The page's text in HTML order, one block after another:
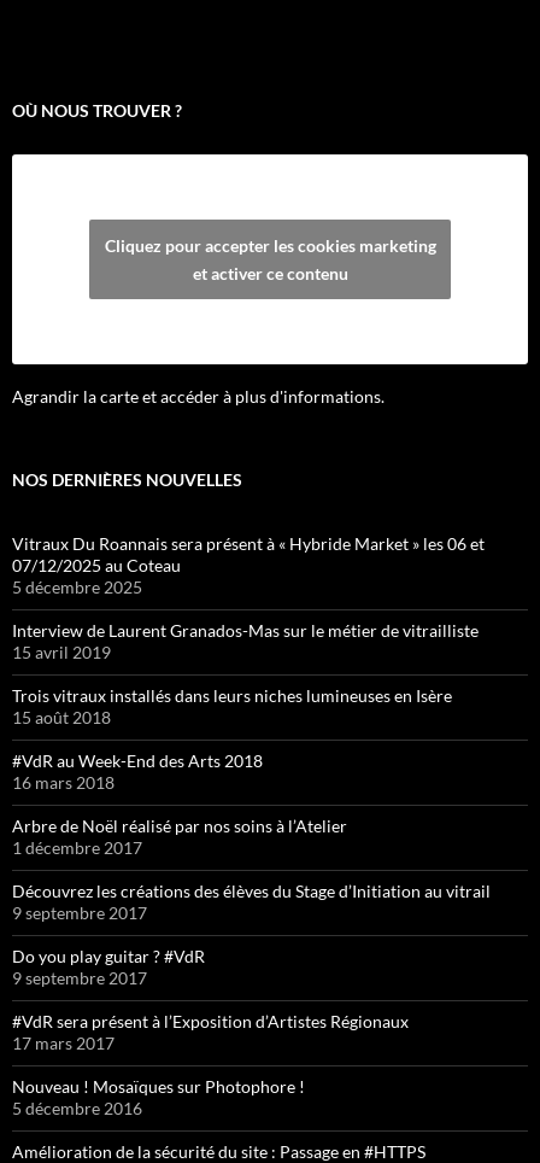
OÙ NOUS TROUVER ?
Cliquez pour accepter les cookies marketing
et activer ce contenu
Agrandir la carte et accéder à plus d'informations.
NOS DERNIÈRES NOUVELLES
Vitraux Du Roannais sera présent à « Hybride Market » les 06 et
07/12/2025 au Coteau
5 décembre 2025
Interview de Laurent Granados-Mas sur le métier de vitrailliste
15 avril 2019
Trois vitraux installés dans leurs niches lumineuses en Isère
15 août 2018
#VdR au Week-End des Arts 2018
16 mars 2018
Arbre de Noël réalisé par nos soins à l’Atelier
1 décembre 2017
Découvrez les créations des élèves du Stage d’Initiation au vitrail
9 septembre 2017
Do you play guitar ? #VdR
9 septembre 2017
#VdR sera présent à l’Exposition d’Artistes Régionaux
17 mars 2017
Nouveau ! Mosaïques sur Photophore !
5 décembre 2016
Amélioration de la sécurité du site : Passage en #HTTPS